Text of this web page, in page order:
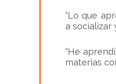
“Lo que
a socializar
“He
materias